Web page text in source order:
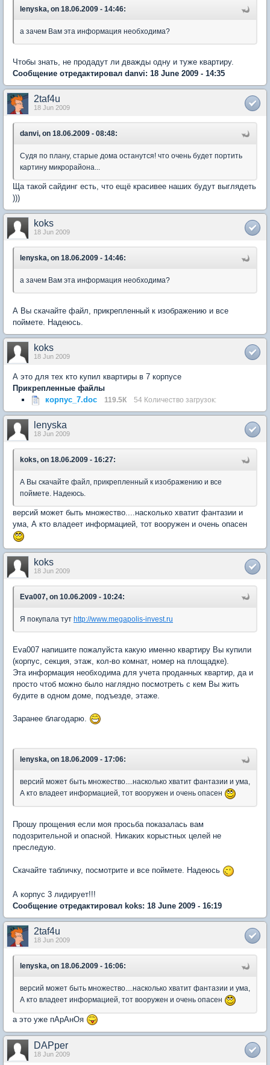
lenyska, on 18.06.2009 - 14:46:
а зачем Вам эта информация необходима?
Чтобы знать, не продадут ли дважды одну и туже квартиру.
Сообщение отредактировал danvi: 18 June 2009 - 14:35
2taf4u
18 Jun 2009
danvi, on 18.06.2009 - 08:48:
Судя по плану, старые дома останутся! что очень будет портить
картину микрорайона...
Ща такой сайдинг есть, что ещё красивее наших будут выглядеть
)))
koks
18 Jun 2009
lenyska, on 18.06.2009 - 14:46:
а зачем Вам эта информация необходима?
А Вы скачайте файл, прикрепленный к изображению и все
поймете. Надеюсь.
koks
18 Jun 2009
А это для тех кто купил квартиры в 7 корпусе
Прикрепленные файлы
корпус_7.doc
119.5К 54 Количество загрузок:
lenyska
18 Jun 2009
koks, on 18.06.2009 - 16:27:
А Вы скачайте файл, прикрепленный к изображению и все
поймете. Надеюсь.
версий может быть множество....насколько хватит фантазии и
ума, А кто владеет информацией, тот вооружен и очень опасен
koks
18 Jun 2009
Eva007, on 10.06.2009 - 10:24:
Я покупала тут http://www.megapolis-invest.ru
Eva007 напишите пожалуйста какую именно квартиру Вы купили
(корпус, секция, этаж, кол-во комнат, номер на площадке).
Эта информация необходима для учета проданных квартир, да и
просто чтоб можно было наглядно посмотреть с кем Вы жить
будите в одном доме, подъезде, этаже.
Заранее благодарю.
lenyska, on 18.06.2009 - 17:06:
версий может быть множество....насколько хватит фантазии и ума,
А кто владеет информацией, тот вооружен и очень опасен
Прошу прощения если моя просьба показалась вам
подозрительной и опасной. Никаких корыстных целей не
преследую.
Скачайте табличку, посмотрите и все поймете. Надеюсь
А корпус 3 лидирует!!!
Сообщение отредактировал koks: 18 June 2009 - 16:19
2taf4u
18 Jun 2009
lenyska, on 18.06.2009 - 16:06:
версий может быть множество....насколько хватит фантазии и ума,
А кто владеет информацией, тот вооружен и очень опасен
а это уже пАрАнОя
DAPper
18 Jun 2009